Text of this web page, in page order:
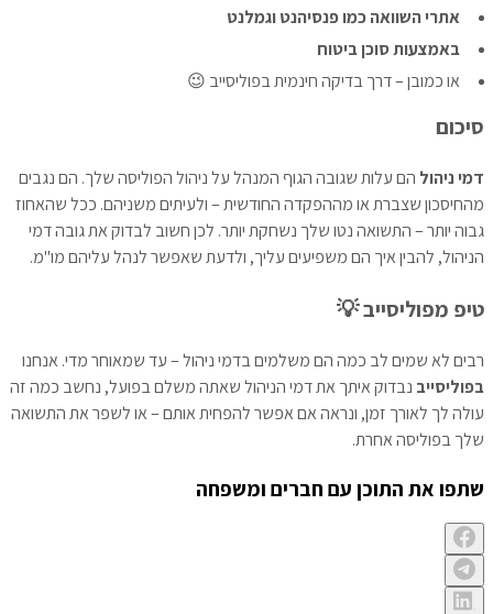
אתרי השוואה כמו פנסיהנט וגמלנט
באמצעות סוכן ביטוח
או כמובן – דרך בדיקה חינמית בפוליסייב 😉
סיכום
דמי ניהולהם עלות שגובה הגוף המנהל על ניהול הפוליסה שלך. הם נגבים
מהחיסכון שצברת או מההפקדה החודשית – ולעיתים משניהם. ככל שהאחוז
גבוה יותר – התשואה נטו שלך נשחקת יותר. לכן חשוב לבדוק את גובה דמי
הניהול, להבין איך הם משפיעים עליך, ולדעת שאפשר לנהל עליהם מו"מ.
טיפ מפוליסייב 💡
רבים לא שמים לב כמה הם משלמים בדמי ניהול – עד שמאוחר מדי. אנחנו
בפוליסייבנבדוק איתך את דמי הניהול שאתה משלם בפועל, נחשב כמה זה
עולה לך לאורך זמן, ונראה אם אפשר להפחית אותם – או לשפר את התשואה
שלך בפוליסה אחרת.
שתפו את התוכן עם חברים ומשפחה